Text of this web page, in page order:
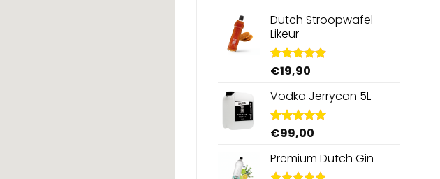
uit 5
was:
is:
Dutch Stroopwafel
Likeur
Gewaardeerd
uit 5
€19,90
Vodka Jerrycan 5L
Gewaardeerd
uit 5
€99,00
Premium Dutch Gin